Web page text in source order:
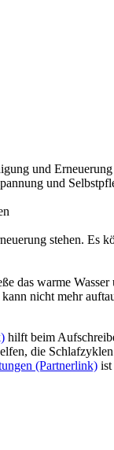
und
und
stehen. Es
das warme
nicht mehr
hilft beim
die Schlafzyklen
(Partnerlink) ist